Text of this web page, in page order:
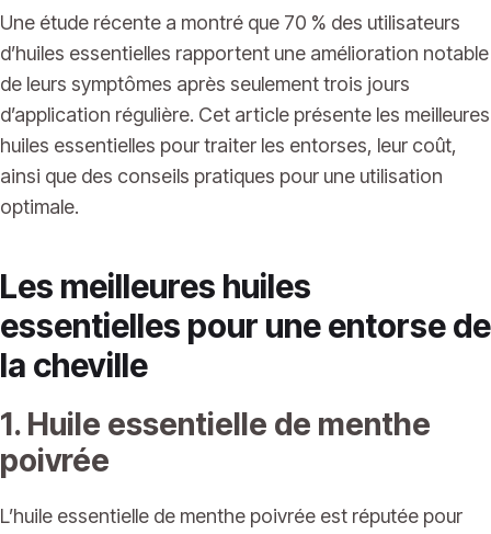
Une étude récente a montré que 70 % des utilisateurs
d’huiles essentielles rapportent une amélioration notable
de leurs symptômes après seulement trois jours
d’application régulière. Cet article présente les meilleures
huiles essentielles pour traiter les entorses, leur coût,
ainsi que des conseils pratiques pour une utilisation
optimale.
Les meilleures huiles
essentielles pour une entorse de
la cheville
1. Huile essentielle de menthe
poivrée
L’huile essentielle de menthe poivrée est réputée pour